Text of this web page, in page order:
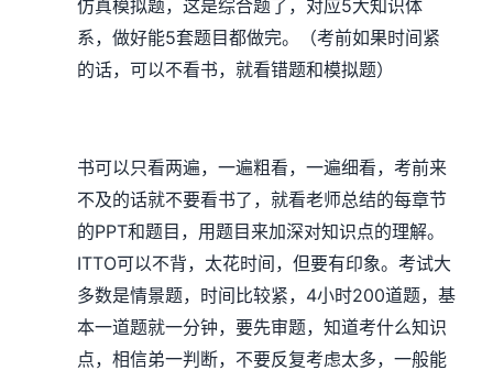
仿真模拟题，这是综合题了，对应5大知识体
系，做好能5套题目都做完。（考前如果时间紧
的话，可以不看书，就看错题和模拟题）
书可以只看两遍，一遍粗看，一遍细看，考前来
不及的话就不要看书了，就看老师总结的每章节
的PPT和题目，用题目来加深对知识点的理解。
ITTO可以不背，太花时间，但要有印象。考试大
多数是情景题，时间比较紧， 4小时200道题，基
本一道题就一分钟，要先审题，知道考什么知识
点，相信弟一判断，不要反复考虑太多，一般能